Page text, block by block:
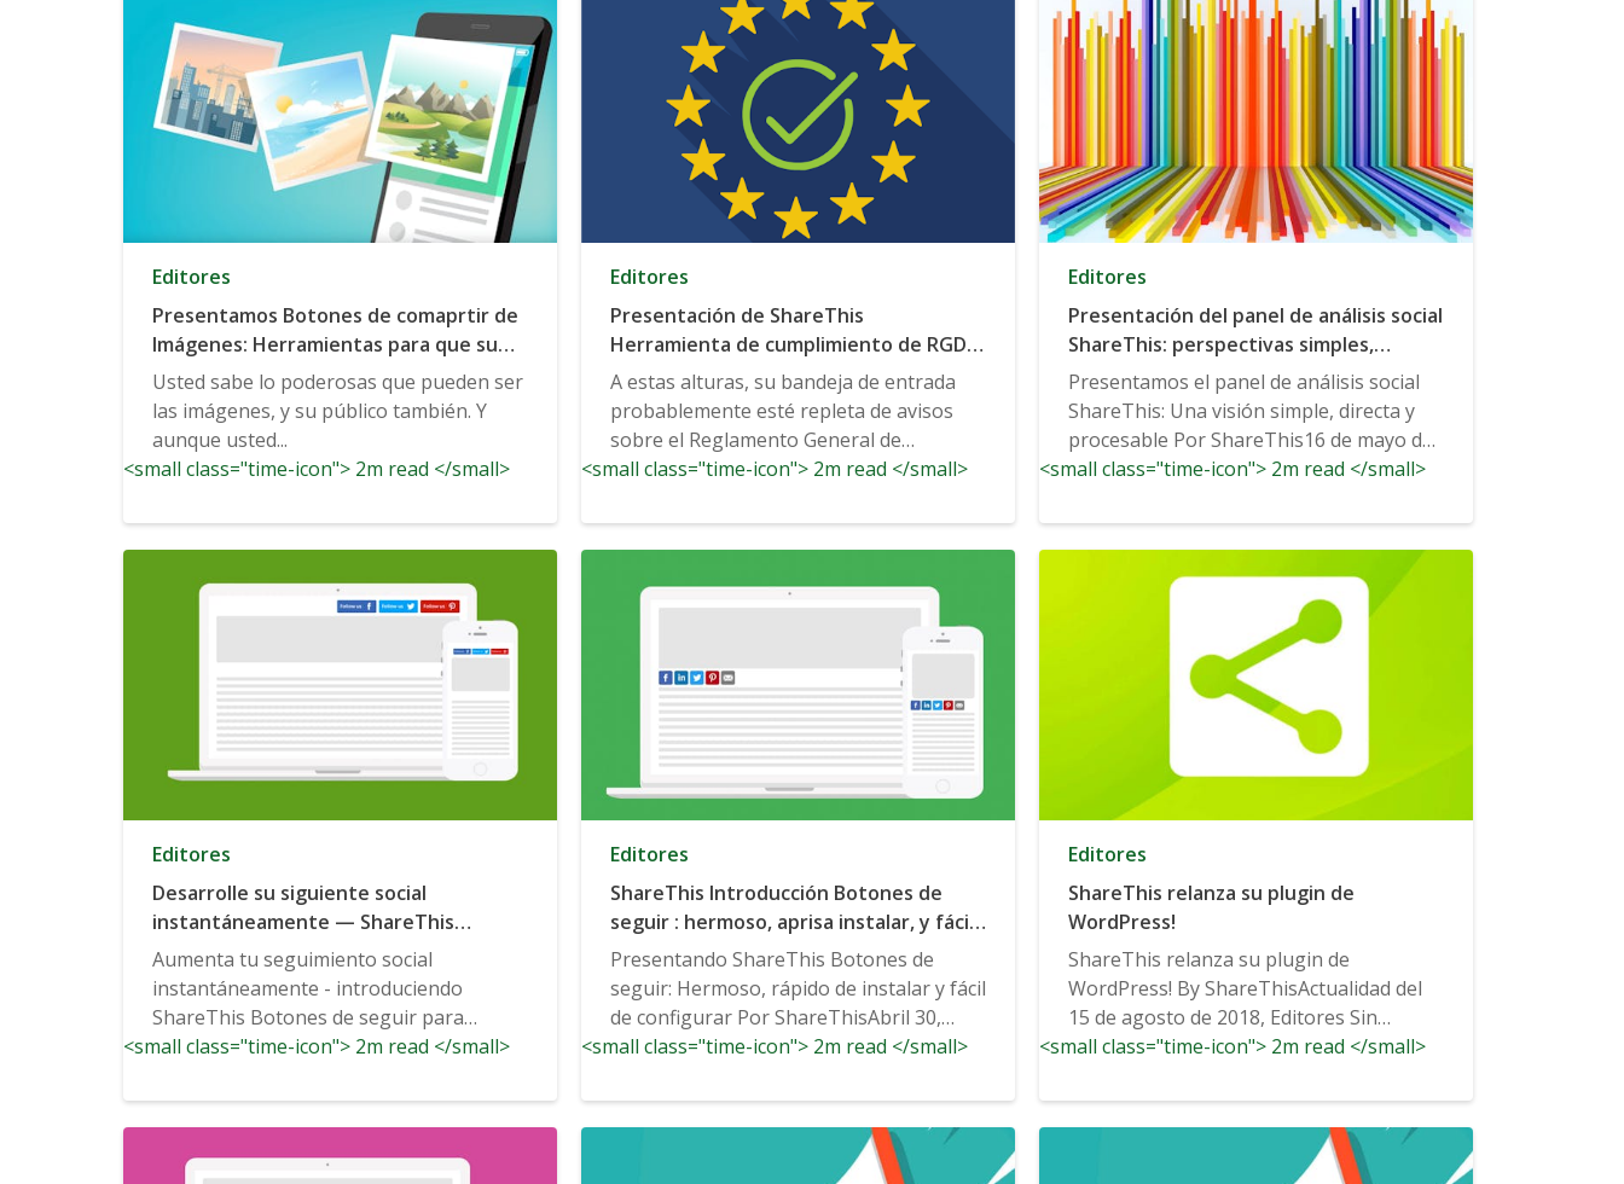
Editores
Presentamos Botones de comaprtir de
Imágenes: Herramientas para que su
audiencia comparta sus mejores
contenidos visuales
Usted sabe lo poderosas que pueden ser
las imágenes, y su público también. Y
aunque usted...
<small class="time-icon"> 2m read </small>
Editores
Presentación de ShareThis
Herramienta de cumplimiento de RGDP:
Una solución de gestión de
consentimientos racionalizada
A estas alturas, su bandeja de entrada
probablemente esté repleta de avisos
sobre el Reglamento General de
Protección de Datos ("RGPD"),...
<small class="time-icon"> 2m read </small>
Editores
Presentación del panel de análisis social
ShareThis: perspectivas simples,
directas y procesables
Presentamos el panel de análisis social
ShareThis: Una visión simple, directa y
procesable Por ShareThis16 de mayo de
2018 Noticias,...
<small class="time-icon"> 2m read </small>
Editores
Desarrolle su siguiente social
instantáneamente — ShareThis
introduciendo Botones de seguir para
WordPress
Aumenta tu seguimiento social
instantáneamente - introduciendo
ShareThis Botones de seguir para
WordPress Por ShareThisApril 11, 2018...
<small class="time-icon"> 2m read </small>
Editores
ShareThis Introducción Botones de
seguir : hermoso, aprisa instalar, y fácil
configurar
Presentando ShareThis Botones de
seguir: Hermoso, rápido de instalar y fácil
de configurar Por ShareThisAbril 30,
2018...
<small class="time-icon"> 2m read </small>
Editores
ShareThis relanza su plugin de
WordPress!
ShareThis relanza su plugin de
WordPress! By ShareThisActualidad del
15 de agosto de 2018, Editores Sin
Comentarios 1 Hoy, estamos...
<small class="time-icon"> 2m read </small>